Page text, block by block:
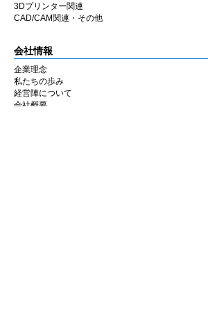
3Dプリンター関連
CAD/CAM関連・その他
会社情報
企業理念
私たちの歩み
​経営陣について
会社概要